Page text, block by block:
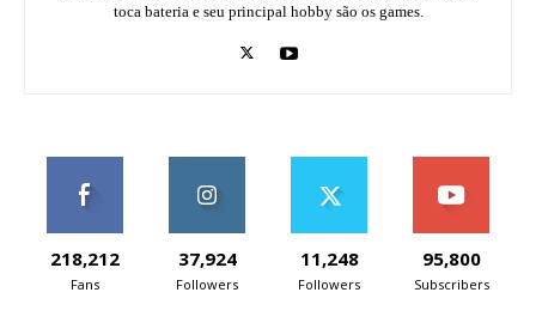
toca bateria e seu principal hobby são os games.
218,212
Fans
37,924
Followers
11,248
Followers
95,800
Subscribers